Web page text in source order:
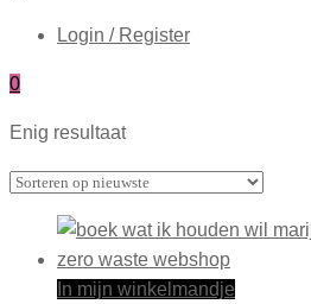
Login / Register
0
Enig resultaat
In mijn winkelmandje